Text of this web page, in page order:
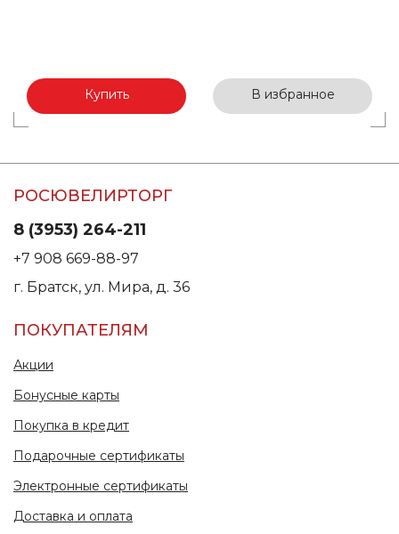
Купить В избранное
РОСЮВЕЛИРТОРГ
8 (3953) 264-211
+7 908 669-88-97
г. Братск, ул. Мира, д. 36
ПОКУПАТЕЛЯМ
Акции
Бонусные карты
Покупка в кредит
Подарочные сертификаты
Электронные сертификаты
Доставка и оплата